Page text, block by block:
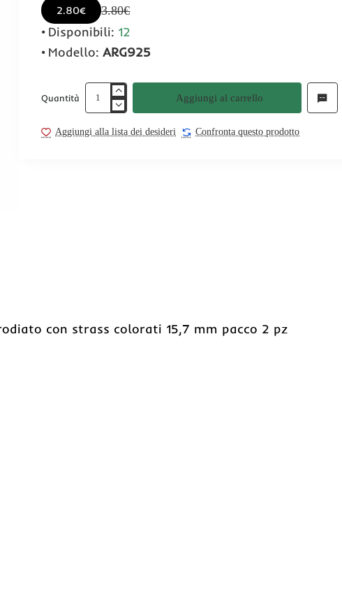
2.80€ 3.80€
Disponibili: 12
Modello: ARG925
Quantità Aggiungi al carrello
Aggiungi alla lista dei desideri Confronta questo prodotto
con strass colorati 15,7 mm pacco 2 pz